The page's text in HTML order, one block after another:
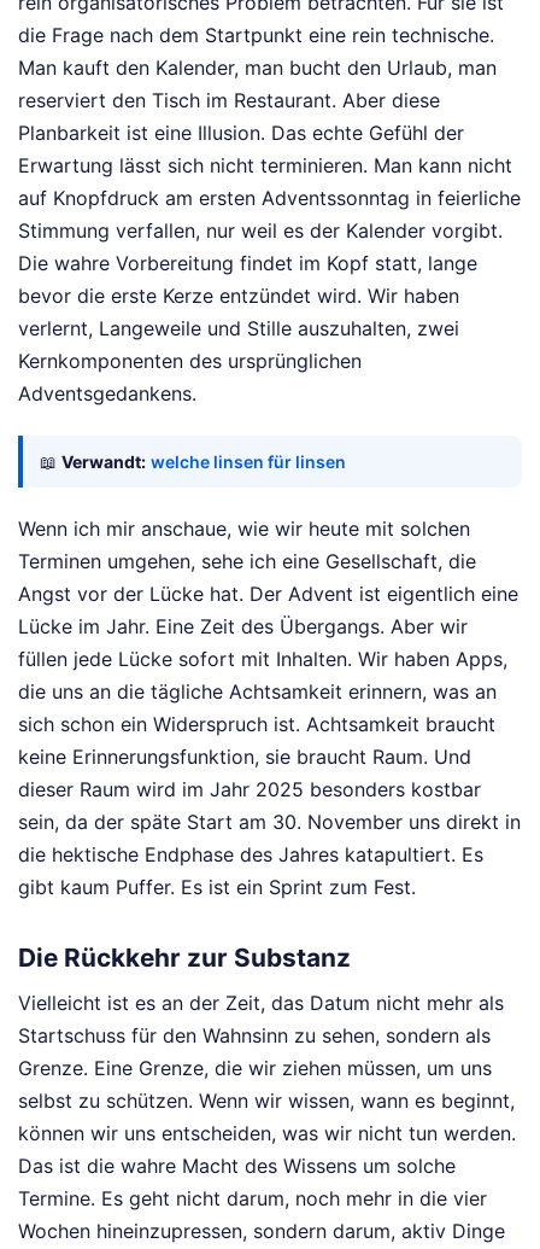
die Frage nach dem Startpunkt eine rein technische.
Man kauft den Kalender, man bucht den Urlaub, man
reserviert den Tisch im Restaurant. Aber diese
Planbarkeit ist eine Illusion. Das echte Gefühl der
Erwartung lässt sich nicht terminieren. Man kann nicht
auf Knopfdruck am ersten Adventssonntag in feierliche
Stimmung verfallen, nur weil es der Kalender vorgibt.
Die wahre Vorbereitung findet im Kopf statt, lange
bevor die erste Kerze entzündet wird. Wir haben
verlernt, Langeweile und Stille auszuhalten, zwei
Kernkomponenten des ursprünglichen
Adventsgedankens.
📖 Verwandt: welche linsen für linsen
Wenn ich mir anschaue, wie wir heute mit solchen
Terminen umgehen, sehe ich eine Gesellschaft, die
Angst vor der Lücke hat. Der Advent ist eigentlich eine
Lücke im Jahr. Eine Zeit des Übergangs. Aber wir
füllen jede Lücke sofort mit Inhalten. Wir haben Apps,
die uns an die tägliche Achtsamkeit erinnern, was an
sich schon ein Widerspruch ist. Achtsamkeit braucht
keine Erinnerungsfunktion, sie braucht Raum. Und
dieser Raum wird im Jahr 2025 besonders kostbar
sein, da der späte Start am 30. November uns direkt in
die hektische Endphase des Jahres katapultiert. Es
gibt kaum Puffer. Es ist ein Sprint zum Fest.
Die Rückkehr zur Substanz
Vielleicht ist es an der Zeit, das Datum nicht mehr als
Startschuss für den Wahnsinn zu sehen, sondern als
Grenze. Eine Grenze, die wir ziehen müssen, um uns
selbst zu schützen. Wenn wir wissen, wann es beginnt,
können wir uns entscheiden, was wir nicht tun werden.
Das ist die wahre Macht des Wissens um solche
Termine. Es geht nicht darum, noch mehr in die vier
Wochen hineinzupressen, sondern darum, aktiv Dinge